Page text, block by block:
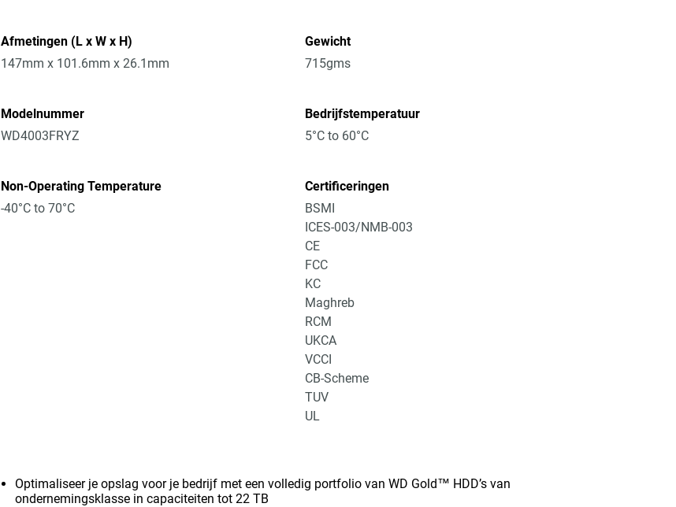
Afmetingen (L x W x H)
147mm x 101.6mm x 26.1mm
Gewicht
715gms
Modelnummer
WD4003FRYZ
Bedrijfstemperatuur
5°C to 60°C
Non-Operating Temperature
-40°C to 70°C
Certificeringen
BSMI
ICES-003/NMB-003
CE
FCC
KC
Maghreb
RCM
UKCA
VCCI
CB-Scheme
TUV
UL
Optimaliseer je opslag voor je bedrijf met een volledig portfolio van WD Gold™ HDD’s van
ondernemingsklasse in capaciteiten tot 22 TB